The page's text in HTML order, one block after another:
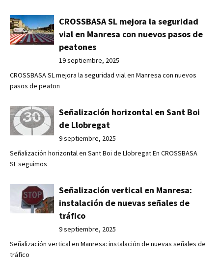
CROSSBASA SL mejora la seguridad
vial en Manresa con nuevos pasos de
peatones
19 septiembre, 2025
CROSSBASA SL mejora la seguridad vial en Manresa con nuevos
pasos de peaton
Señalización horizontal en Sant Boi
de Llobregat
9 septiembre, 2025
Señalización horizontal en Sant Boi de Llobregat En CROSSBASA
SL seguimos
Señalización vertical en Manresa:
instalación de nuevas señales de
tráfico
9 septiembre, 2025
Señalización vertical en Manresa: instalación de nuevas señales de
tráfico